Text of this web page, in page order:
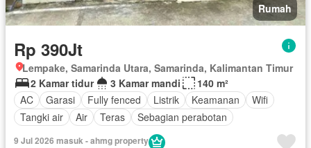
Rumah
Rp 390Jt
Lempake, Samarinda Utara, Samarinda, Kalimantan Timur
2 Kamar tidur
3 Kamar mandi
140 m²
AC
Garasi Fully fenced Listrik Keamanan
Wifi
Tangki air
Air Teras Sebagian perabotan
9 Jul 2026 masuk - ahmg property